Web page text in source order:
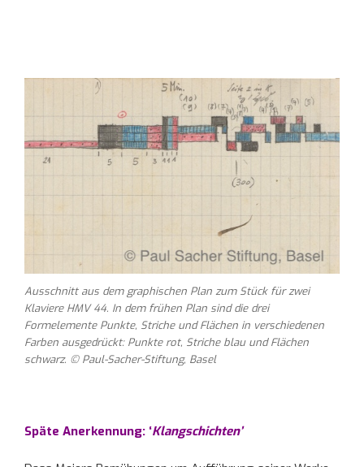
Ausschnitt aus dem graphischen Plan zum Stück für zwei
Klaviere HMV 44. In dem frühen Plan sind die drei
Formelemente Punkte, Striche und Flächen in verschiedenen
Farben ausgedrückt: Punkte rot, Striche blau und Flächen
schwarz. © Paul-Sacher-Stiftung, Basel
Späte Anerkennung: ‘Klangschichten’